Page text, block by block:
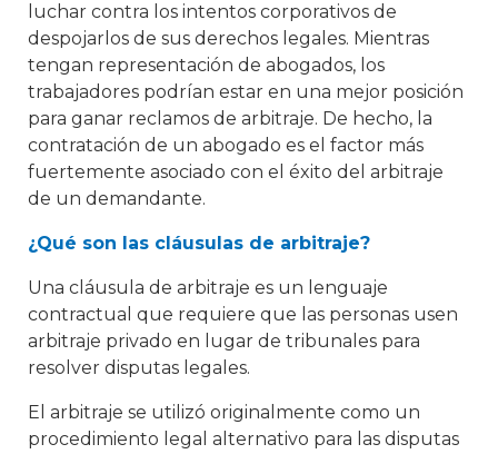
luchar contra los intentos corporativos de
despojarlos de sus derechos legales. Mientras
tengan representación de abogados, los
trabajadores podrían estar en una mejor posición
para ganar reclamos de arbitraje. De hecho, la
contratación de un abogado es el factor más
fuertemente asociado con el éxito del arbitraje
de un demandante.
¿Qué son las cláusulas de arbitraje?
Una cláusula de arbitraje es un lenguaje
contractual que requiere que las personas usen
arbitraje privado en lugar de tribunales para
resolver disputas legales.
El arbitraje se utilizó originalmente como un
procedimiento legal alternativo para las disputas